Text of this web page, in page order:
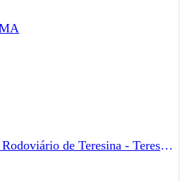
Terminal Rodoviário de Teresina - Teresina - PI